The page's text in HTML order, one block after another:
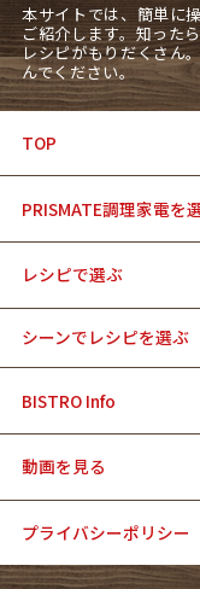
本サイトでは、簡単に
ご紹介します。知った
レシピがもりだくさん
んでください。
TOP
PRISMATE調理家電を
レシピで選ぶ
シーンでレシピを選ぶ
BISTRO Info
動画を見る
プライバシーポリシー